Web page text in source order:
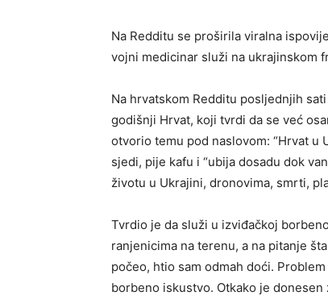
Na Redditu se proširila viralna
vojni medicinar služi na ukrajinskom
Na hrvatskom Redditu posljednjih
godišnji Hrvat, koji tvrdi da se već
otvorio temu pod naslovom: “Hrvat u
sjedi, pije kafu i “ubija dosadu dok
životu u Ukrajini, dronovima, smrti,
Tvrdio je da služi u izviđačkoj
ranjenicima na terenu, a na pitanje
počeo, htio sam odmah doći.
borbeno iskustvo. Otkako je